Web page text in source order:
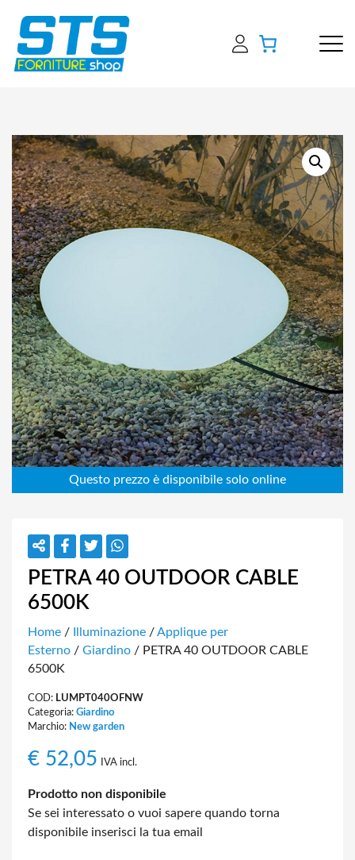
PETRA 40 OUTDOOR CABLE
6500K
Home / Illuminazione /Applique per
Esterno / Giardino / PETRA 40 OUTDOOR CABLE
6500K
COD: LUMPT040OFNW
Categoria: Giardino
Marchio: New garden
€ 52,05 IVA incl.
Prodotto non disponibile
Se sei interessato o vuoi sapere quando torna
disponibile inserisci la tua email